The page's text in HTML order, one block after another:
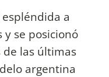
a
y se posicionó
las últimas
argentina